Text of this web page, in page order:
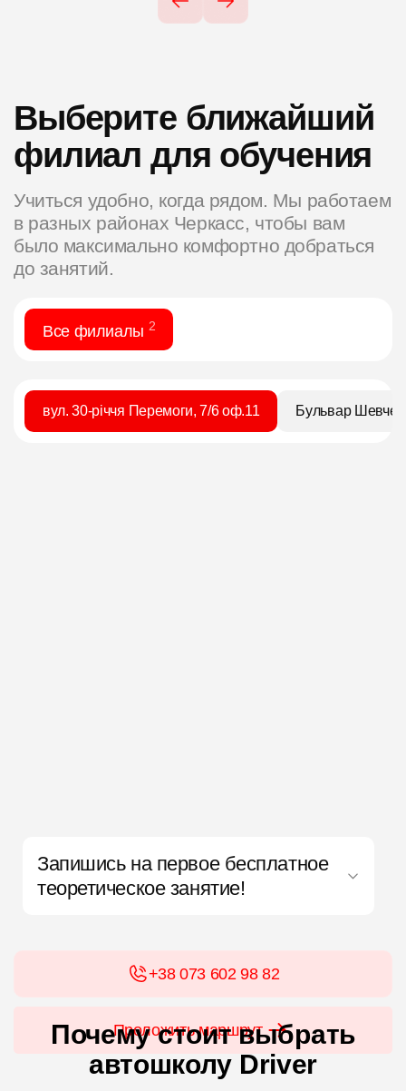
Выберите ближайший
филиал для обучения
Учиться удобно, когда рядом. Мы работаем
в разных районах Черкасс, чтобы вам
было максимально комфортно добраться
до занятий.
Все филиалы 2
вул. 30-річчя Перемоги, 7/6 оф.11 Бульвар
Запишись на первое бесплатное
теоретическое занятие!
+38 073 602 98 82
Проложить маршрут
Почему стоит выбрать
автошколу Driver